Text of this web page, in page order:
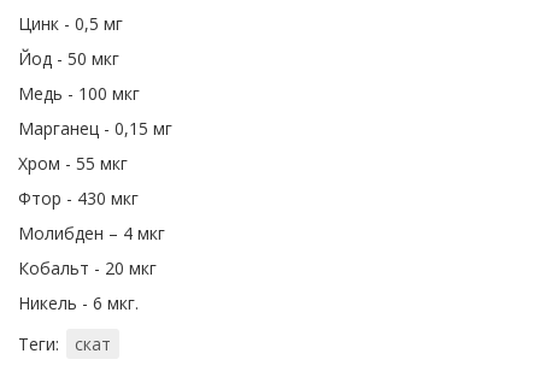
Цинк - 0,5 мг
Йод - 50 мкг
Медь - 100 мкг
Марганец - 0,15 мг
Хром - 55 мкг
Фтор - 430 мкг
Молибден – 4 мкг
Кобальт - 20 мкг
Никель - 6 мкг.
Теги:
скат